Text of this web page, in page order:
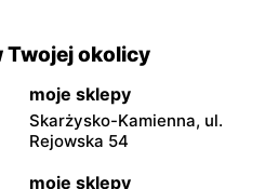
Twojej okolicy
moje sklepy
Skarżysko-Kamienna, ul.
Rejowska 54
moje sklepy